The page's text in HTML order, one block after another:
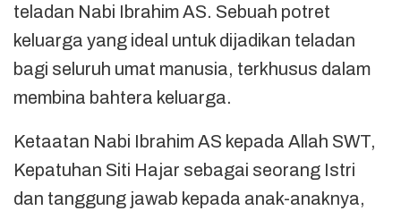
teladan Nabi Ibrahim AS. Sebuah potret
keluarga yang ideal untuk dijadikan teladan
bagi seluruh umat manusia, terkhusus dalam
membina bahtera keluarga.
Ketaatan Nabi Ibrahim AS kepada Allah SWT,
Kepatuhan Siti Hajar sebagai seorang Istri
dan tanggung jawab kepada anak-anaknya,